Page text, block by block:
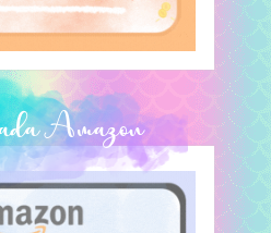
Amazon